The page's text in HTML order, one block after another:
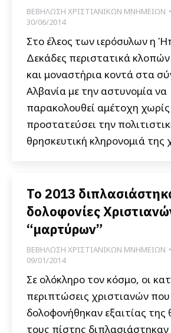
ΒΕΒΗΛΩΣΗ ΧΡΙΣΤΙΑΝΙΚΩΝ ΜΝΗΜΕΙΩΝ
30/06/2014
Στο έλεος των ιερόσυλων η
Δεκάδες περιστατικά κλοπών
και μοναστήρια κοντά στα
Αλβανία με την αστυνομία να
παρακολουθεί αμέτοχη
προστατεύσει την
θρησκευτική κληρονομιά της
Το 2013
δολοφονίες
“μαρτύρων”
ΒΕΒΗΛΩΣΗ ΧΡΙΣΤΙΑΝΙΚΩΝ ΜΝΗΜΕΙΩΝ
09/01/2014
Σε ολόκληρο τον κόσμο, οι
περιπτώσεις χριστιανών που
δολοφονήθηκαν εξαιτίας της
τους πίστης